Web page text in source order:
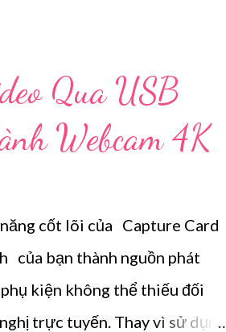
livestream . I. Tại Sao Nên
Việc sử dụng máy ảnh
lợi ích vượt trội: Chất
C hoặc Full-frame) cung cấp
4K), dải tần nhạy sáng
Qua USB
Webcam 4K
cốt lõi của Capture Card
của bạn thành nguồn phát
kiện không thể thiếu đối
trực tuyến. Thay vì sử dụng